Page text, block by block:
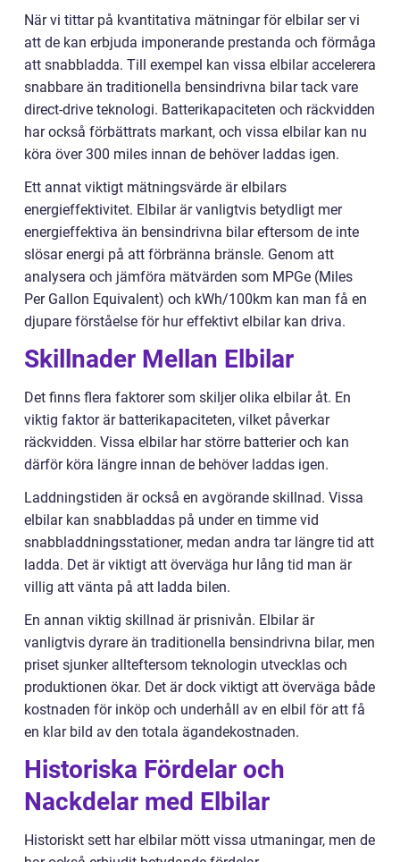
När vi tittar på kvantitativa mätningar för elbilar ser vi
att de kan erbjuda imponerande prestanda och förmåga
att snabbladda. Till exempel kan vissa elbilar accelerera
snabbare än traditionella bensindrivna bilar tack vare
direct-drive teknologi. Batterikapaciteten och räckvidden
har också förbättrats markant, och vissa elbilar kan nu
köra över 300 miles innan de behöver laddas igen.
Ett annat viktigt mätningsvärde är elbilars
energieffektivitet. Elbilar är vanligtvis betydligt mer
energieffektiva än bensindrivna bilar eftersom de inte
slösar energi på att förbränna bränsle. Genom att
analysera och jämföra mätvärden som MPGe (Miles
Per Gallon Equivalent) och kWh/100km kan man få en
djupare förståelse för hur effektivt elbilar kan driva.
Skillnader Mellan Elbilar
Det finns flera faktorer som skiljer olika elbilar åt. En
viktig faktor är batterikapaciteten, vilket påverkar
räckvidden. Vissa elbilar har större batterier och kan
därför köra längre innan de behöver laddas igen.
Laddningstiden är också en avgörande skillnad. Vissa
elbilar kan snabbladdas på under en timme vid
snabbladdningsstationer, medan andra tar längre tid att
ladda. Det är viktigt att överväga hur lång tid man är
villig att vänta på att ladda bilen.
En annan viktig skillnad är prisnivån. Elbilar är
vanligtvis dyrare än traditionella bensindrivna bilar, men
priset sjunker allteftersom teknologin utvecklas och
produktionen ökar. Det är dock viktigt att överväga både
kostnaden för inköp och underhåll av en elbil för att få
en klar bild av den totala ägandekostnaden.
Historiska Fördelar och
Nackdelar med Elbilar
Historiskt sett har elbilar mött vissa utmaningar, men de